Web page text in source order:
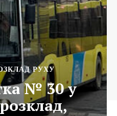
РУХУ
№ 30 у